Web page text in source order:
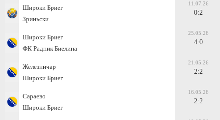
Широки Бриег
Зриньски
11.07.26
0:2
Широки Бриег
ФК Радник Биелина
25.05.26
4:0
Железничар
Широки Бриег
21.05.26
2:2
Сараево
Широки Бриег
16.05.26
2:2